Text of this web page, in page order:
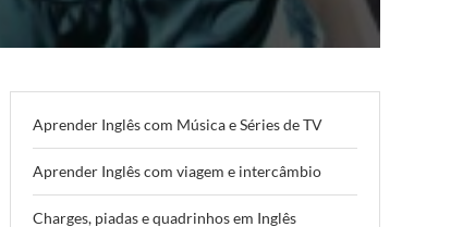
Aprender Inglês com Música e Séries de TV
Aprender Inglês com viagem e intercâmbio
Charges, piadas e quadrinhos em Inglês